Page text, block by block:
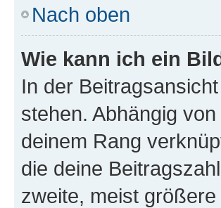
Nach oben
Wie kann ich ein
In der
stehen. Abhängig
deinem Rang
die deine
zweite, meist größere